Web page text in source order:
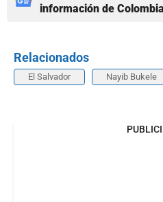
información de
Relacionados
El Salvador Nayib Bukele